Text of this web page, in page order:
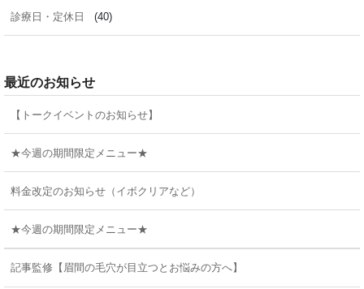
診療日・定休日 (40)
最近のお知らせ
【トークイベントのお知らせ】
★今週の期間限定メニュー★
料金改定のお知らせ（イボクリアなど）
★今週の期間限定メニュー★
記事監修【眉間の毛穴が目立つとお悩みの方へ】